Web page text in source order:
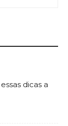
dicas a